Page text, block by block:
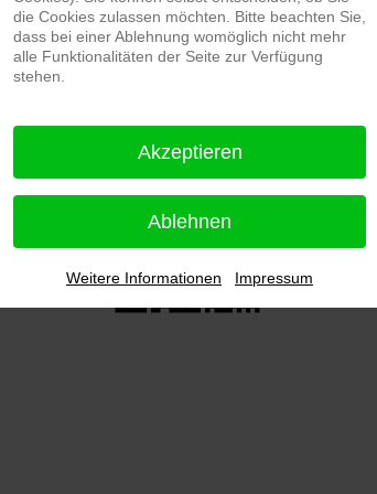
⭐⭐⭐⭐⭐bei 144 Google-Rezensionen (Stand 02.01.2026)
Rezensionen ansehen|Bewertung abgeben
die Cookies zulassen möchten. Bitte beachten Sie,
dass bei einer Ablehnung womöglich nicht mehr
alle Funktionalitäten der Seite zur Verfügung
stehen.
Akzeptieren
Ablehnen
Weitere Informationen Impressum